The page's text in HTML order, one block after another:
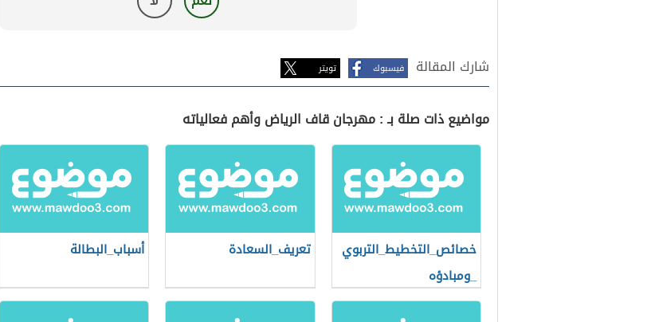
شارك المقالة فيسبوك تويتر
مواضيع ذات صلة بـ : مهرجان قاف الرياض وأهم فعالياته
خصائص_التخطيط_التربوي
_ومبادؤه
تعريف_السعادة أسباب_البطالة